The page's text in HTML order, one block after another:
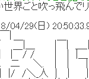
世界ごと吹っ飛んで
04/29(日)
|￣| ＿_|￣|
｜ |＿ ＿|
＼. ｜ ｜ ｜
_人 | ｜ ｜